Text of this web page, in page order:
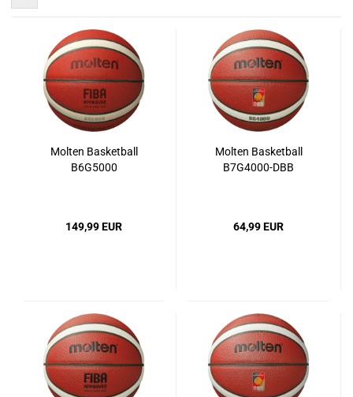
Molten Basketball
B6G5000
149,99 EUR
Molten Basketball
B7G4000-DBB
64,99 EUR